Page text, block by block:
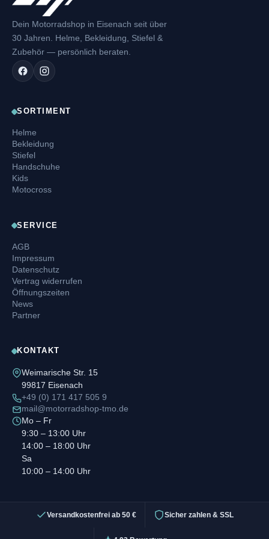
Dein Motorradshop in Eisenach seit über
30 Jahren. Helme, Bekleidung, Stiefel &
Zubehör — persönlich beraten.
SORTIMENT
Helme
Bekleidung
Stiefel
Handschuhe
Kids
Motocross
SERVICE
AGB
Impressum
Datenschutz
Vertrag widerrufen
Öffnungszeiten
News
Partner
KONTAKT
Weimarische Str. 15
99817 Eisenach
+49 (0) 171 417 505 9
mail@motorradshop-tmo.de
Mo – Fr
9:30 – 13:00 Uhr
14:00 – 18:00 Uhr
Sa
10:00 – 14:00 Uhr
Versandkostenfrei ab 50 € Sicher zahlen & SSL